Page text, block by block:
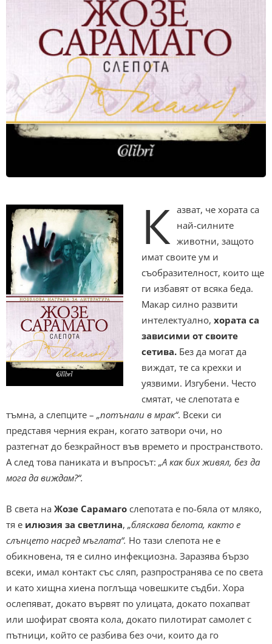
К азват, че хората са
най-силните
животни, защото
имат своите ум и
съобразителност, които ще
ги избавят от всяка беда.
Макар силно развити
интелектуално, хората са
зависими от своите
сетива. Без да могат да
виждат, те са крехки и
уязвими. Изгубени. Често
смятат, че слепотата е
тъмна, а слепците – „потънали в мрак“. Всеки си
представя черния екран, когато затвори очи, но
разтегнат до безкрайност във времето и пространството.
А след това паниката и въпросът: „А как бих живял, без да
мога да виждам?“.
В света на Жозе Сарамаго слепотата е по-бяла от мляко,
тя е илюзия за светлина, „бляскава белота, както е
слънцето насред мъглата“. Но тази слепота не е
обикновена, тя е силно инфекциозна. Заразява бързо
всеки, имал контакт със сляп, разпространява се по света
и като хищна хиена поглъща човешките съдби. Хора
ослепяват, докато вървят по улицата, докато похапват
или шофират своята кола, докато пилотират самолет с
пътници, който се разбива без очи, които да го